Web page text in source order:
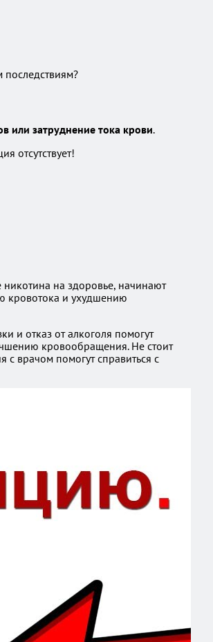
или затруднение тока крови.
отсутствует!
на здоровье, начинают
кровотока и ухудшению
и отказ от алкоголя помогут
кровообращения. Не стоит
с врачом помогут справиться с